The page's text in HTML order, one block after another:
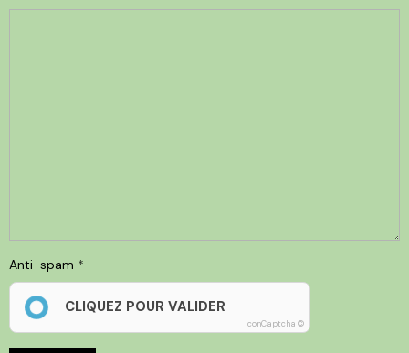
Anti-spam
CLIQUEZ POUR VALIDER
IconCaptcha ©